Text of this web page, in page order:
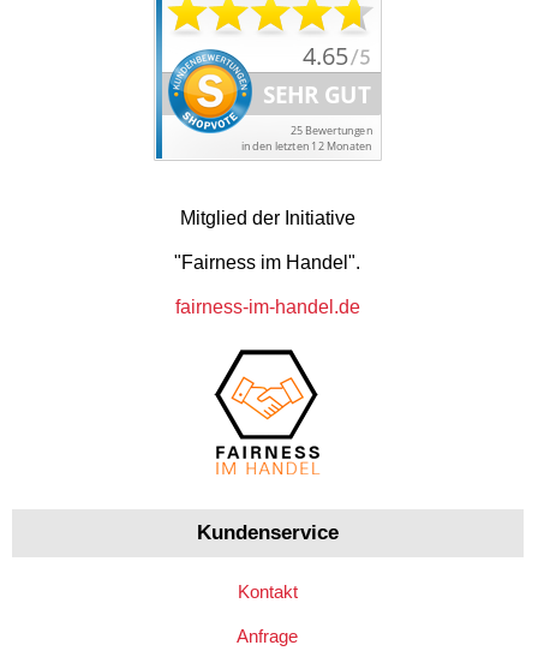
Mitglied der Initiative
"Fairness im Handel".
fairness-im-handel.de
Kundenservice
Kontakt
Anfrage